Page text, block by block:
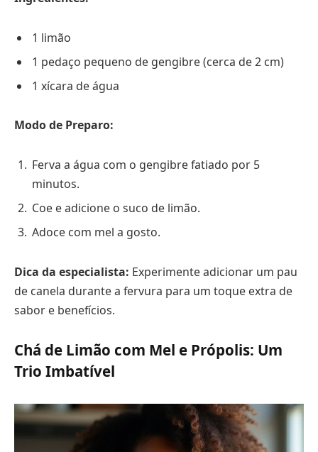
1 limão
1 pedaço pequeno de gengibre (cerca de 2 cm)
1 xícara de água
Modo de Preparo:
Ferva a água com o gengibre fatiado por 5
minutos.
Coe e adicione o suco de limão.
Adoce com mel a gosto.
Dica da especialista: Experimente adicionar um pau
de canela durante a fervura para um toque extra de
sabor e benefícios.
Chá de Limão com Mel e Própolis: Um
Trio Imbatível